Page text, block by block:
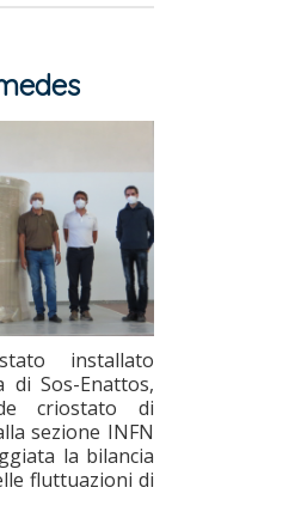
installato
di Sos-Enattos,
criostato di
sezione INFN
la bilancia
fluttuazioni di